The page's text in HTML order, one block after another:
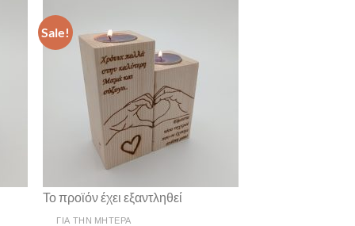
Sale!
Το προϊόν έχει εξαντληθεί
ΓΙΑ ΤΗΝ ΜΗΤΕΡΑ